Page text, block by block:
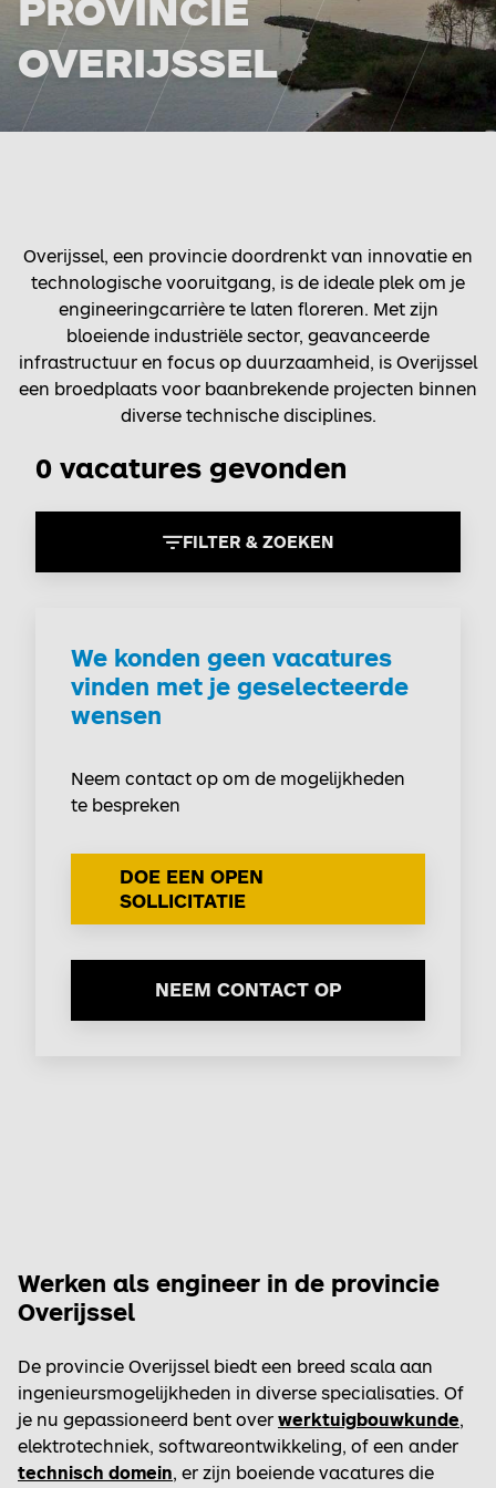
OVERIJSSEL
Overijssel, een provincie doordrenkt van innovatie en
technologische vooruitgang, is de ideale plek om je
engineeringcarrière te laten floreren. Met zijn
bloeiende industriële sector, geavanceerde
infrastructuur en focus op duurzaamheid, is Overijssel
een broedplaats voor baanbrekende projecten binnen
diverse technische disciplines.
0 vacatures gevonden
FILTER & ZOEKEN
We konden geen vacatures
vinden met je geselecteerde
wensen
Neem contact op om de mogelijkheden
te bespreken
DOE EEN OPEN
SOLLICITATIE
NEEM CONTACT OP
Werken als engineer in de provincie
Overijssel
De provincie Overijssel biedt een breed scala aan
ingenieursmogelijkheden in diverse specialisaties. Of
je nu gepassioneerd bent over werktuigbouwkunde,
elektrotechniek, softwareontwikkeling, of een ander
technisch domein, er zijn boeiende vacatures die